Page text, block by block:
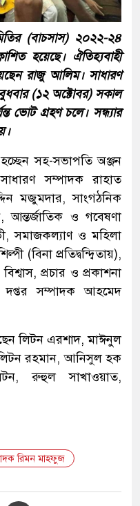
(বাচসাস) ২০২২-২৪
হয়েছে। ঐতিহ্যবাহী
রাজু আলিম। সাধারণ
(১২ অক্টোবর) সকাল
ভোট গ্রহণ চলে। সন্ধ্যার
হচ্ছেন সহ-সভাপতি অঞ্জন
সম্পাদক রাহাত
মজুমদার, সাংগঠনিক
ও গবেষণা
সমাজকল্যাণ ও মহিলা
(বিনা প্রতিদ্বন্দ্বিতায়),
প্রচার ও প্রকাশনা
সম্পাদক আহমেদ
লিটন এরশাদ, মাঈনুল
রহমান, আনিসুল হক
রুহুল সাখাওয়াত,
রিমন মাহফুজ